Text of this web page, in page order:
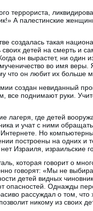
террориста,
А палестинские
создалась такая
своих детей на смерть и
он вырастет, ни один
во имя
что он любит их больше
создан невиданный
все поднимают руки.
лагеря, где детей
и учат с ними
Интернете. Но
построены на одних
Израиля, израильские
которая говорит о
говорят: «Мы не
детей видных
опасностей. Однажды
рассуждал о том,
никому из своих